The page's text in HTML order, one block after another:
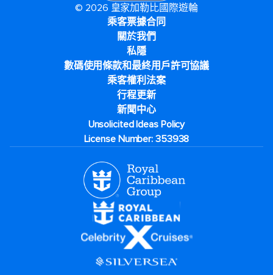
© 2026 皇家加勒比國際遊輪
乘客票據合同
關於我們
私隱
數碼使用條款和最終用戶許可協議
乘客權利法案
行程更新
新聞中心
Unsolicited Ideas Policy
License Number: 353938